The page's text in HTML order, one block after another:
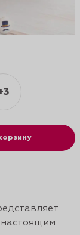
настоящим